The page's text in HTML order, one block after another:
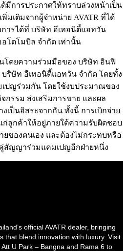
มีการประกาศให้ทราบล่วงหน้าเป็น
มเติมจากผู้จำหน่าย AVATR ที่ได้
การได้ที่ บริษัท อีเทอนิตี้แอทวัน
โตโมบิล จํากัด เท่านั้น
ยความร่วมมือของ บริษัท อินฟิ
ริษัท อีเทอนิตี้แอทวัน จำกัด โดยทั้ง
ปญร่วมกัน โดยใช้งบประมาณของ
กรรม ส่งเสริมการขาย และผล
เป็นอิสระจากกัน ทั้งนี้ การเบิกจ่าย
ลูกค้าให้อยู่ภายใต้ความรับผิดชอบ
ของตนเอง และต้องไม่กระทบหรือ
สัญญาร่วมแคมเปญอีกฝ่ายหนึ่ง
official AVATR dealer, bringing
that blend innovation with luxury. Visit
U Park – Bangna and Rama 6 to